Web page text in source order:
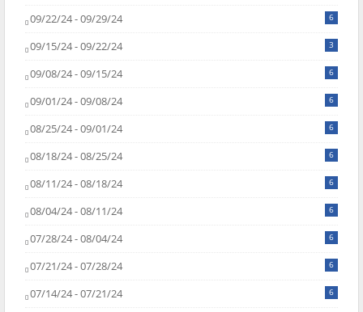
09/22/24 - 09/29/24 6
09/15/24 - 09/22/24 3
09/08/24 - 09/15/24 6
09/01/24 - 09/08/24 6
08/25/24 - 09/01/24 6
08/18/24 - 08/25/24 6
08/11/24 - 08/18/24 6
08/04/24 - 08/11/24 6
07/28/24 - 08/04/24 6
07/21/24 - 07/28/24 6
07/14/24 - 07/21/24 6